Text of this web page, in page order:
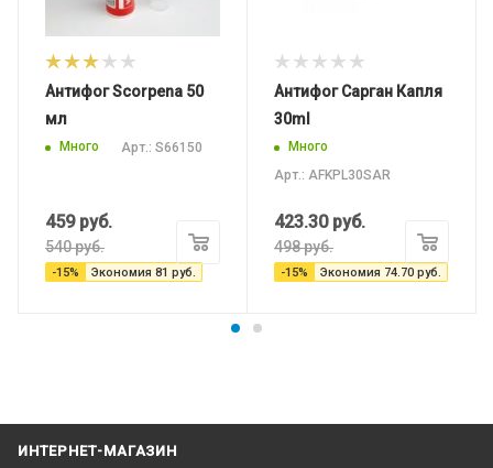
Антифог Scorpena 50
мл
Много Арт.: S66150
459руб.
540руб.
-15% Экономия 81 руб.
Антифог Cарган Капля
30ml
Много
Арт.: AFKPL30SAR
423.30руб.
498руб.
-15% Экономия 74.70 руб.
ИНТЕРНЕТ-МАГАЗИН